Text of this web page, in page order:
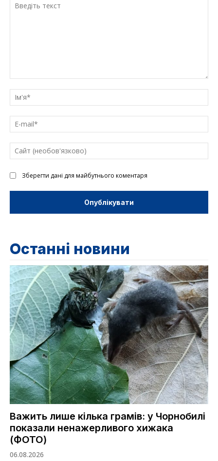
текст
Зберегти дані для майбутнього коментаря
Останні новини
Важить лише кілька грамів: у Чорнобилі
показали ненажерливого хижака
(ФОТО)
06.08.2026